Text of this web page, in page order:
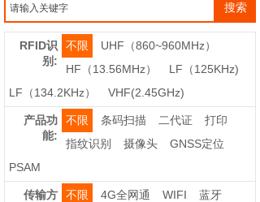
搜索
RFID识
别:
不限
UHF（860~960MHz）
HF（13.56MHz）
LF（125KHz)
LF（134.2KHz）
VHF(2.45GHz)
产品功
能:
不限 条码扫描 二代证
打印
指纹识别
摄像头
GNSS定位
PSAM
传输方
不限 4G全网通 WIFI
蓝牙